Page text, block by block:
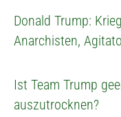
Donald Trump:
Anarchisten,
Ist Team Trump
auszutrocknen?